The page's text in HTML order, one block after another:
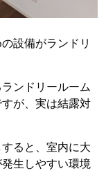
設備がランドリ
ンドリールーム
が、実は結露対
ると、室内に大
生しやすい環境